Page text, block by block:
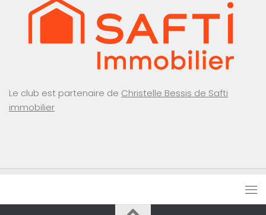
Le club est partenaire de Christelle Bessis de Safti
immobilier